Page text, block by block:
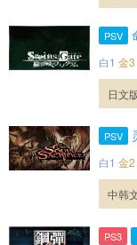
PSV
白1 金3
日文
PSV
白1 金2
中韩
PS3